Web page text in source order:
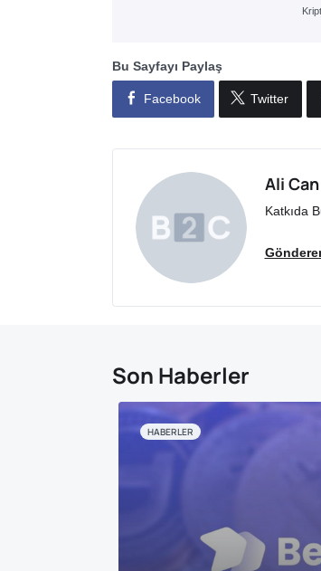
Bu Sayfayı Paylaş
Facebook Twitter
Ali Can
Katkıda
Son Haberler
HABERLER